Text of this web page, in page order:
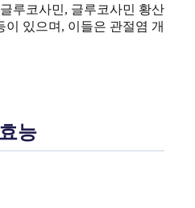
루코사민, 글루코사민 황산
이 있으며, 이들은 관절염 개
능